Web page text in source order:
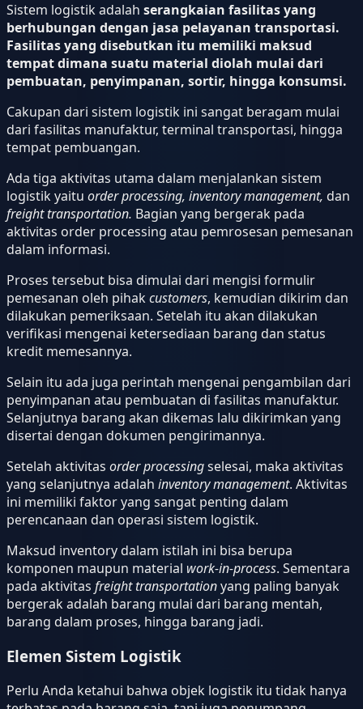
Sistem logistik adalah serangkaian fasilitas yang
berhubungan dengan jasa pelayanan transportasi.
Fasilitas yang disebutkan itu memiliki maksud
tempat dimana suatu material diolah mulai dari
pembuatan, penyimpanan, sortir, hingga konsumsi.
Cakupan dari sistem logistik ini sangat beragam mulai
dari fasilitas manufaktur, terminal transportasi, hingga
tempat pembuangan.
Ada tiga aktivitas utama dalam menjalankan sistem
logistik yaitu order processing, inventory management, dan
freight transportation. Bagian yang bergerak pada
aktivitas order processing atau pemrosesan pemesanan
dalam informasi.
Proses tersebut bisa dimulai dari mengisi formulir
pemesanan oleh pihakcustomers, kemudian dikirim dan
dilakukan pemeriksaan. Setelah itu akan dilakukan
verifikasi mengenai ketersediaan barang dan status
kredit memesannya.
Selain itu ada juga perintah mengenai pengambilan dari
penyimpanan atau pembuatan di fasilitas manufaktur.
Selanjutnya barang akan dikemas lalu dikirimkan yang
disertai dengan dokumen pengirimannya.
Setelah aktivitas order processingselesai, maka aktivitas
yang selanjutnya adalah inventory management. Aktivitas
ini memiliki faktor yang sangat penting dalam
perencanaan dan operasi sistem logistik.
Maksud inventory dalam istilah ini bisa berupa
komponen maupun material work-in-process. Sementara
pada aktivitas freight transportationyang paling banyak
bergerak adalah barang mulai dari barang mentah,
barang dalam proses, hingga barang jadi.
Elemen Sistem Logistik
Perlu Anda ketahui bahwa objek logistik itu tidak hanya